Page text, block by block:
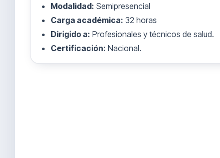
Modalidad: Semipresencial
Carga académica: 32 horas
Dirigido a: Profesionales y técnicos de salud.
Certificación: Nacional.